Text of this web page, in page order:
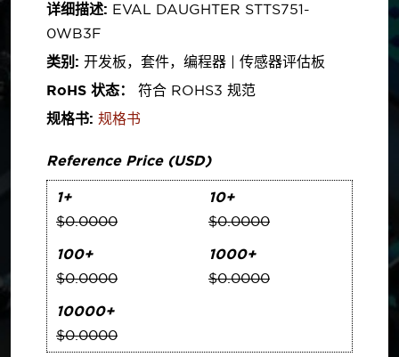
详细描述: EVAL DAUGHTER STTS751-
0WB3F
类别: 开发板，套件，编程器 | 传感器评估板
RoHS 状态：
符合 ROHS3 规范
规格书: 规格书
Reference Price (USD)
1+
$0.0000
10+
$0.0000
100+
$0.0000
1000+
$0.0000
10000+
$0.0000